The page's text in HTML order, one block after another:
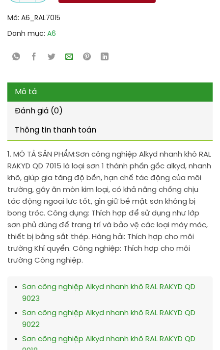
Mã: A6_RAL7015
Danh mục: A6
Mô tả
Đánh giá (0)
Thông tin thanh toán
1. MÔ TẢ SẢN PHẨM:Sơn công nghiệp Alkyd nhanh khô RAL
RAKYD QD 7015 là loại sơn 1 thành phần gốc alkyd, nhanh
khô, giúp gia tăng độ bền, hạn chế tác động của môi
trường, gây ăn mòn kim loại, có khả năng chống chịu
tác động ngoại lực tốt, gìn giữ bề mặt sơn không bị
bong tróc. Công dụng: Thích hợp để sử dụng như lớp
sơn phủ dùng để trang trí và bảo vệ các loại máy móc,
thiết bị bằng sắt thép. Hàng hải: Thích hợp cho môi
trường Khí quyển. Công nghiệp: Thích hợp cho môi
trường Công nghiệp.
Sơn công nghiệp Alkyd nhanh khô RAL RAKYD QD
9023
Sơn công nghiệp Alkyd nhanh khô RAL RAKYD QD
9022
Sơn công nghiệp Alkyd nhanh khô RAL RAKYD QD